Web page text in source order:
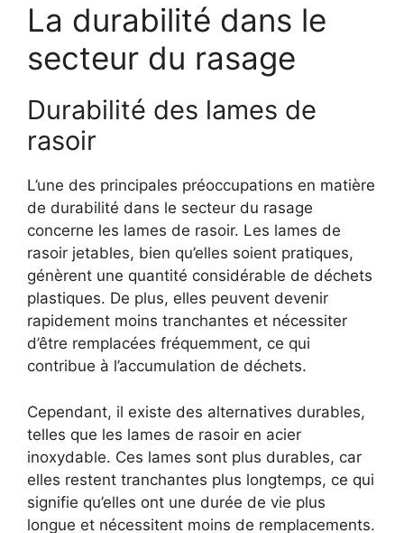
La durabilité dans le
secteur du rasage
Durabilité des lames de
rasoir
L’une des principales préoccupations en matière
de durabilité dans le secteur du rasage
concerne les lames de rasoir. Les lames de
rasoir jetables, bien qu’elles soient pratiques,
génèrent une quantité considérable de déchets
plastiques. De plus, elles peuvent devenir
rapidement moins tranchantes et nécessiter
d’être remplacées fréquemment, ce qui
contribue à l’accumulation de déchets.
Cependant, il existe des alternatives durables,
telles que les lames de rasoir en acier
inoxydable. Ces lames sont plus durables, car
elles restent tranchantes plus longtemps, ce qui
signifie qu’elles ont une durée de vie plus
longue et nécessitent moins de remplacements.